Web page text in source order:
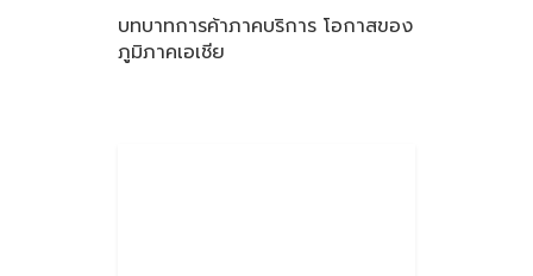
บทบาทการค้าภาคบริการ โอกาสของ
ภูมิภาคเอเชีย